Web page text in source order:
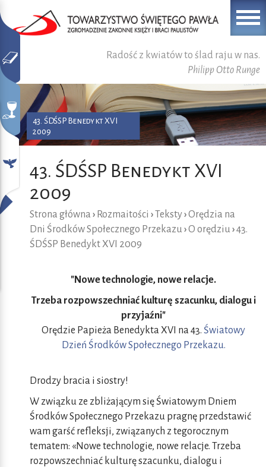
Radość z kwiatów to ślad raju w nas.
Philipp Otto Runge
43. ŚDŚSP Benedykt XVI
2009
43. ŚDŚSP Benedykt XVI
2009
Strona główna › Rozmaitości ›Teksty›Orędzia na
Dni Środków Społecznego Przekazu ›O orędziu ›43.
ŚDŚSP Benedykt XVI 2009
"Nowe technologie, nowe relacje.
Trzeba rozpowszechniać kulturę szacunku, dialogu i
przyjaźni"
Orędzie Papieża Benedykta XVI na 43. Światowy
Dzień Środków Społecznego Przekazu.
Drodzy bracia i siostry!
W związku ze zbliżającym się Światowym Dniem
Środków Społecznego Przekazu pragnę przedstawić
wam garść refleksji, związanych z tegorocznym
tematem: «Nowe technologie, nowe relacje. Trzeba
rozpowszechniać kulturę szacunku, dialogu i